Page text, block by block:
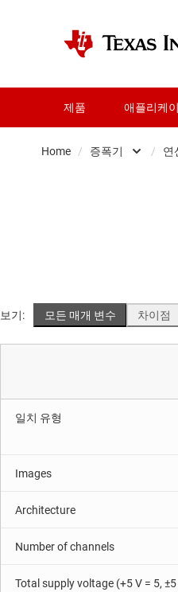
제품 애플리케
Home 증폭기 연
보기: 모든 매개 변수 차이점
일치 유형
Images
Architecture
Number of channels
Total supply voltage (+5 V = 5, ±5